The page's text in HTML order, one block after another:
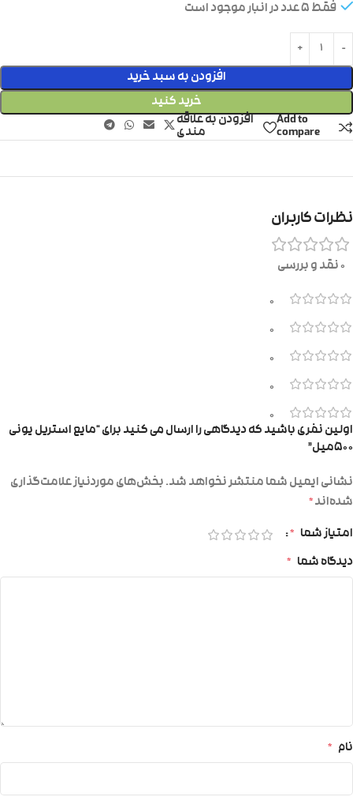
فقط 5 عدد در انبار موجود است
افزودن به سبد خرید
خرید کنید
Add to
compare
افزودن به علاقه
مندی
نظرات کاربران
0 نقد و بررسی
0
0
0
0
0
اولین نفری باشید که دیدگاهی را ارسال می کنید برای “مایع استریل یونی
۵۰۰میل”
نشانی ایمیل شما منتشر نخواهد شد.بخش‌های موردنیاز علامت‌گذاری
شده‌اند*
امتیاز شما *
دیدگاه شما *
نام *